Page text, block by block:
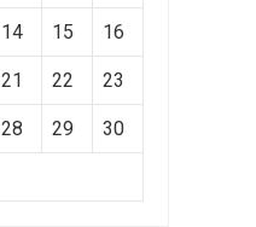
14 15 16
21 22 23
28 29 30